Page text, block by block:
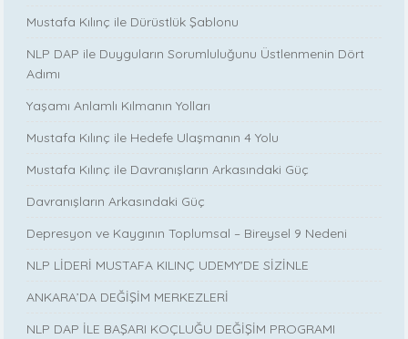
Mustafa Kılınç ile Dürüstlük Şablonu
NLP DAP ile Duyguların Sorumluluğunu Üstlenmenin Dört
Adımı
Yaşamı Anlamlı Kılmanın Yolları
Mustafa Kılınç ile Hedefe Ulaşmanın 4 Yolu
Mustafa Kılınç ile Davranışların Arkasındaki Güç
Davranışların Arkasındaki Güç
Depresyon ve Kaygının Toplumsal – Bireysel 9 Nedeni
NLP LİDERİ MUSTAFA KILINÇ UDEMY'DE SİZİNLE
ANKARA’DA DEĞİŞİM MERKEZLERİ
NLP DAP İLE BAŞARI KOÇLUĞU DEĞİŞİM PROGRAMI